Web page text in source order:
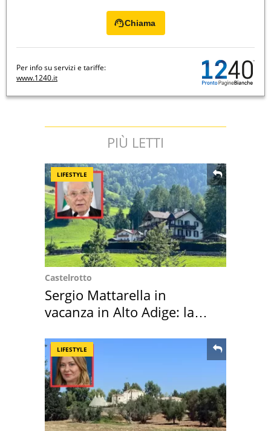
Chiama
Per info su servizi e tariffe:
www.1240.it
PIÙ LETTI
LIFESTYLE
Castelrotto
Sergio Mattarella in
vacanza in Alto Adige: la
LIFESTYLE